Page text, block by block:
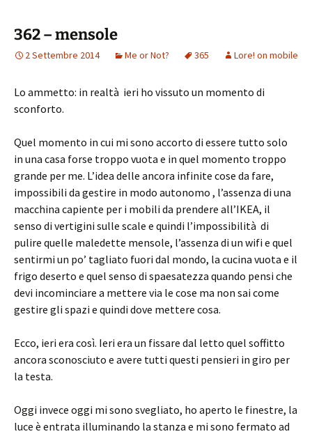
362 – mensole
2 Settembre 2014 Me or Not? 365 Lore! on mobile
Lo ammetto: in realtà ieri ho vissuto un momento di
sconforto.
Quel momento in cui mi sono accorto di essere tutto solo
in una casa forse troppo vuota e in quel momento troppo
grande per me. L’idea delle ancora infinite cose da fare,
impossibili da gestire in modo autonomo , l’assenza di una
macchina capiente per i mobili da prendere all’IKEA, il
senso di vertigini sulle scale e quindi l’impossibilità di
pulire quelle maledette mensole, l’assenza di un wifi e quel
sentirmi un po’ tagliato fuori dal mondo, la cucina vuota e il
frigo deserto e quel senso di spaesatezza quando pensi che
devi incominciare a mettere via le cose ma non sai come
gestire gli spazi e quindi dove mettere cosa.
Ecco, ieri era così. Ieri era un fissare dal letto quel soffitto
ancora sconosciuto e avere tutti questi pensieri in giro per
la testa.
Oggi invece oggi mi sono svegliato, ho aperto le finestre, la
luce è entrata illuminando la stanza e mi sono fermato ad